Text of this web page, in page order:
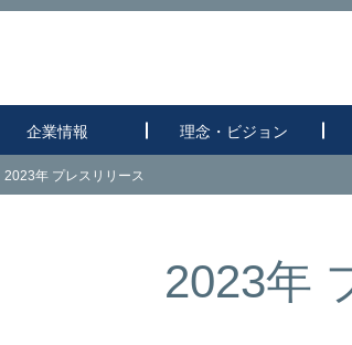
企業情報 理念・ビジョン
2023年 プレスリリース
2023年